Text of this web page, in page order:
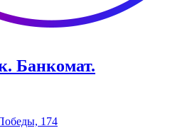
Банкомат.
174